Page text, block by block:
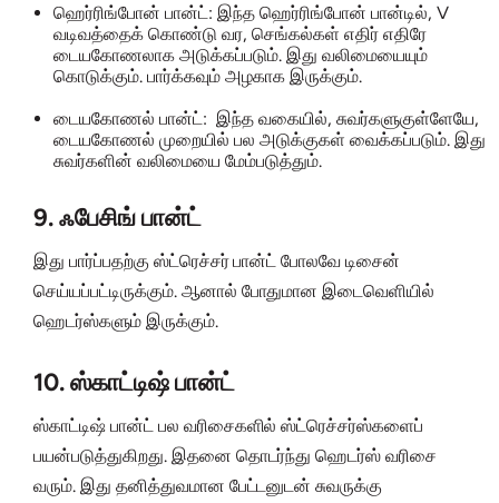
ஹெர்ரிங்போன் பான்ட்: இந்த ஹெர்ரிங்போன் பான்டில், V
வடிவத்தைக் கொண்டு வர, செங்கல்கள் எதிர் எதிரே
டையகோணலாக அடுக்கப்படும். இது வலிமையையும்
கொடுக்கும். பார்க்கவும் அழகாக இருக்கும்.
டையகோணல் பான்ட்: இந்த வகையில், சுவர்களுகுள்ளேயே,
டையகோணல் முறையில் பல அடுக்குகள் வைக்கப்படும். இது
சுவர்களின் வலிமையை மேம்படுத்தும்.
9. ஃபேசிங் பான்ட்
இது பார்ப்பதற்கு ஸ்ட்ரெச்சர் பான்ட் போலவே டிசைன்
செய்யப்பட்டிருக்கும். ஆனால் போதுமான இடைவெளியில்
ஹெடர்ஸ்களும் இருக்கும்.
10. ஸ்காட்டிஷ் பான்ட்
ஸ்காட்டிஷ் பான்ட் பல வரிசைகளில் ஸ்ட்ரெச்சர்ஸ்களைப்
பயன்படுத்துகிறது. இதனை தொடர்ந்து ஹெடர்ஸ் வரிசை
வரும். இது தனித்துவமான பேட்டனுடன் சுவருக்கு